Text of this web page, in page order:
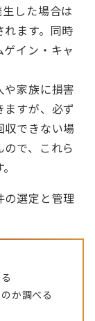
した場合は
ます。同時
イン・キャ
家族に損害
すが、必ず
できない場
で、これら
の選定と管理
か調べる